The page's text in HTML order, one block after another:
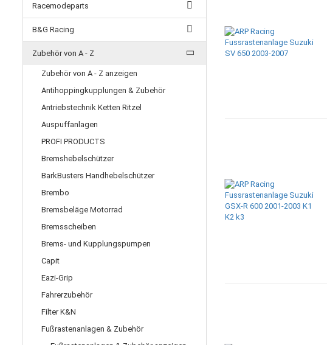
Racemodeparts
B&G Racing
Zubehör von A - Z
Zubehör von A - Z anzeigen
Antihoppingkupplungen & Zubehör
Antriebstechnik Ketten Ritzel
Auspuffanlagen
PROFI PRODUCTS
Bremshebelschützer
BarkBusters Handhebelschützer
Brembo
Bremsbeläge Motorrad
Bremsscheiben
Brems- und Kupplungspumpen
Capit
Eazi-Grip
Fahrerzubehör
Filter K&N
Fußrastenanlagen & Zubehör